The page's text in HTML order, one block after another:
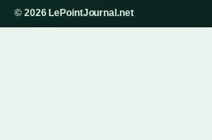
© 2026 LePointJournal.net